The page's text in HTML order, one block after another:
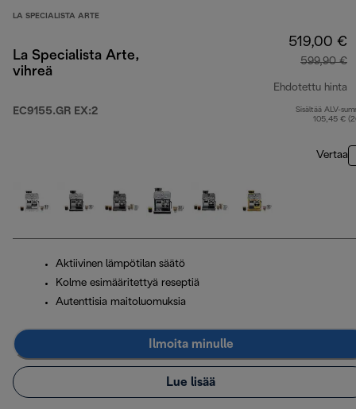
LA SPECIALISTA ARTE
La Specialista Arte,
vihreä
EC9155.GR EX:2
519,00 €
599,90 €
Ehdotettu hinta
Sisältää ALV-
105,45 €
Vertaa
Aktiivinen lämpötilan säätö
Kolme esimääritettyä reseptiä
Autenttisia maitoluomuksia
Ilmoita minulle
Lue lisää